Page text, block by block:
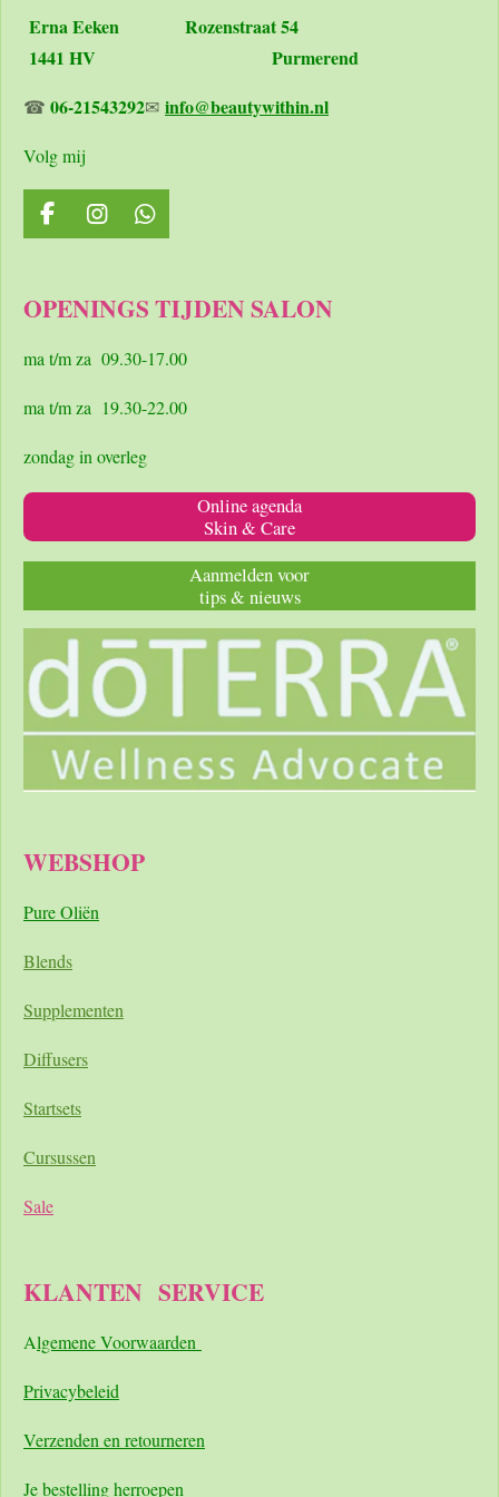
Erna Eeken Rozenstraat 54
1441 HV Purmerend
☎ 06-21543292✉ info@beautywithin.nl
Volg mij
F
a
b
o
I
n
a
r
m
W
h
s
p
OPENINGS TIJDEN SALON
ma t/m za 09.30-17.00
ma t/m za 19.30-22.00
zondag in overleg
Online agenda
Skin & Care
Aanmelden voor
tips & nieuws
WEBSHOP
Pure Oliën
Blends
Supplementen
Diffusers
Startsets
Cursussen
Sale
KLANTEN SERVICE
Algemene Voorwaarden
Privacybeleid
Verzenden en retourneren
Je bestelling herroepen